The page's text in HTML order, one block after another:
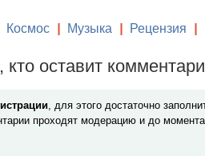
Космос Музыка Рецензия
оставит
, для этого достаточно
проходят модерацию и до